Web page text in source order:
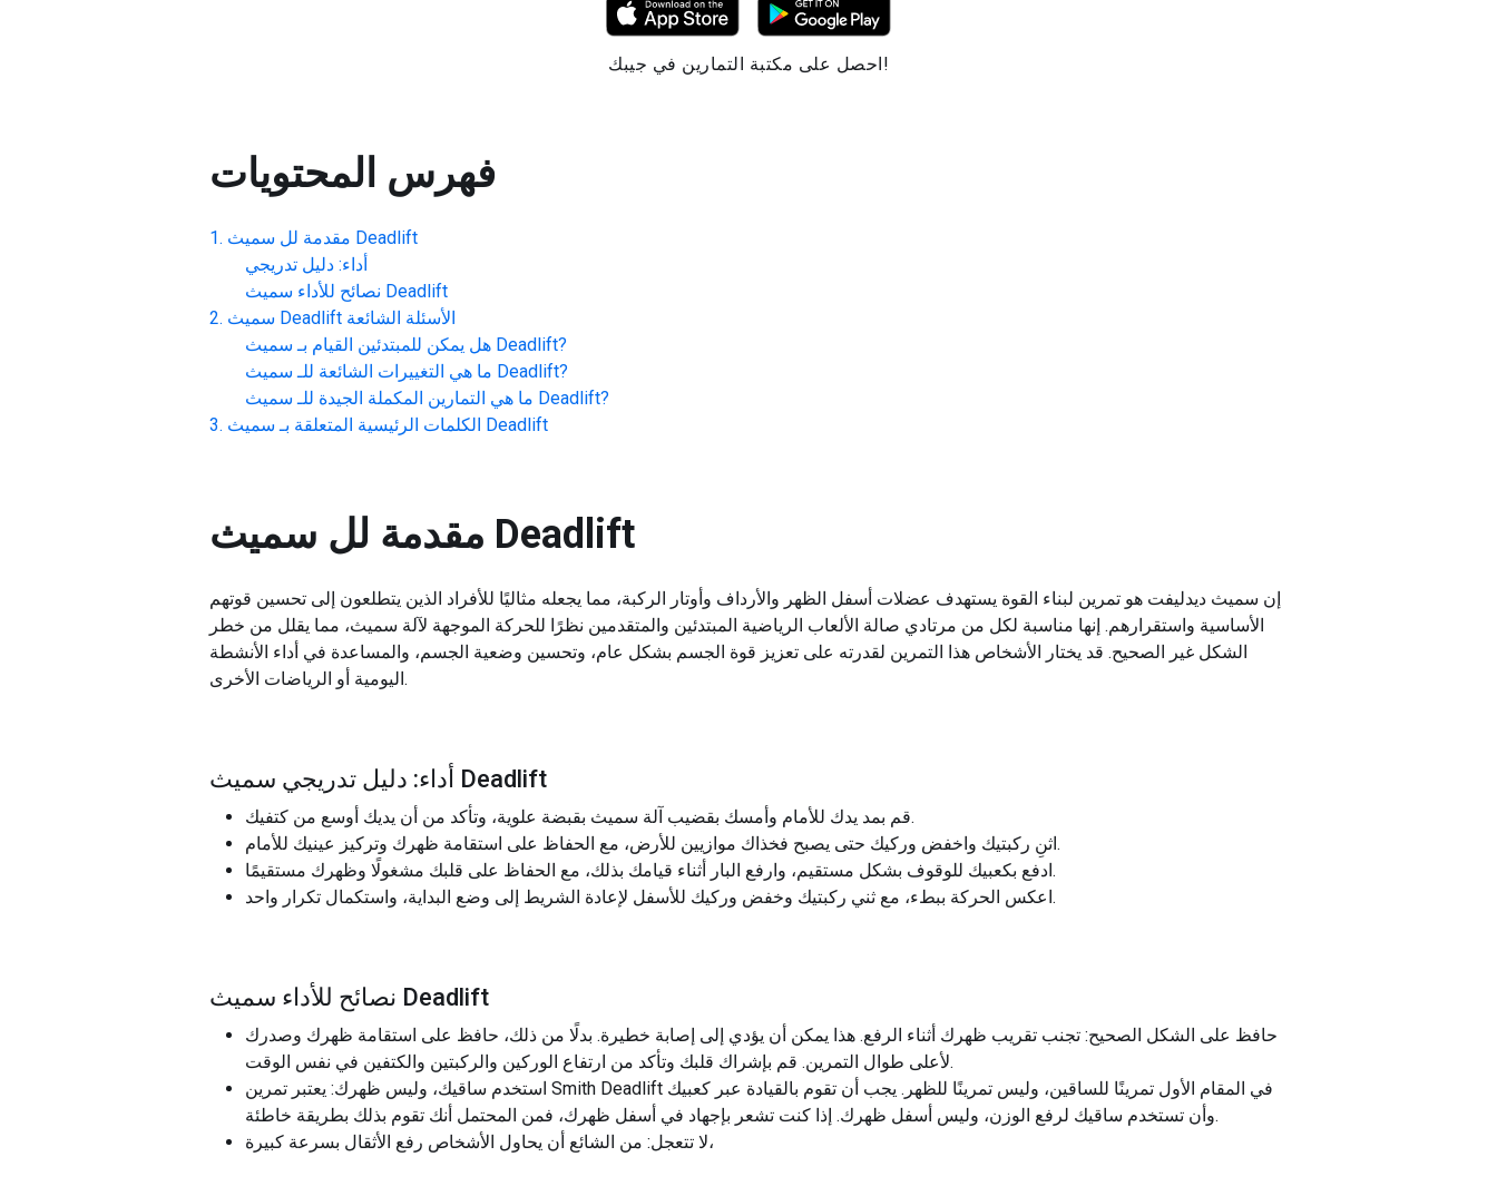
احصل على مكتبة التمارين في جيبك!
فهرس المحتويات
مقدمة لل سميث Deadlift
أداء: دليل تدريجي
نصائح للأداء سميث Deadlift
سميث Deadlift الأسئلة الشائعة
هل يمكن للمبتدئين القيام بـ سميث Deadlift?
ما هي التغييرات الشائعة للـ سميث Deadlift?
ما هي التمارين المكملة الجيدة للـ سميث Deadlift?
الكلمات الرئيسية المتعلقة بـ سميث Deadlift
مقدمة لل سميث Deadlift
إن سميث ديدليفت هو تمرين لبناء القوة يستهدف عضلات أسفل الظهر والأرداف وأوتار الركبة، مما يجعله مثاليًا للأفراد الذين يتطلعون إلى تحسين قوتهم
الأساسية واستقرارهم. إنها مناسبة لكل من مرتادي صالة الألعاب الرياضية المبتدئين والمتقدمين نظرًا للحركة الموجهة لآلة سميث، مما يقلل من خطر
الشكل غير الصحيح. قد يختار الأشخاص هذا التمرين لقدرته على تعزيز قوة الجسم بشكل عام، وتحسين وضعية الجسم، والمساعدة في أداء الأنشطة
اليومية أو الرياضات الأخرى.
أداء: دليل تدريجي سميث Deadlift
قم بمد يدك للأمام وأمسك بقضيب آلة سميث بقبضة علوية، وتأكد من أن يديك أوسع من كتفيك.
اثنِ ركبتيك واخفض وركيك حتى يصبح فخذاك موازيين للأرض، مع الحفاظ على استقامة ظهرك وتركيز عينيك للأمام.
ادفع بكعبيك للوقوف بشكل مستقيم، وارفع البار أثناء قيامك بذلك، مع الحفاظ على قلبك مشغولًا وظهرك مستقيمًا.
اعكس الحركة ببطء، مع ثني ركبتيك وخفض وركيك للأسفل لإعادة الشريط إلى وضع البداية، واستكمال تكرار واحد.
نصائح للأداء سميث Deadlift
حافظ على الشكل الصحيح: تجنب تقريب ظهرك أثناء الرفع. هذا يمكن أن يؤدي إلى إصابة خطيرة. بدلًا من ذلك، حافظ على استقامة ظهرك وصدرك
لأعلى طوال التمرين. قم بإشراك قلبك وتأكد من ارتفاع الوركين والركبتين والكتفين في نفس الوقت.
استخدم ساقيك، وليس ظهرك: يعتبر تمرين Smith Deadlift في المقام الأول تمرينًا للساقين، وليس تمرينًا للظهر. يجب أن تقوم بالقيادة عبر كعبيك
وأن تستخدم ساقيك لرفع الوزن، وليس أسفل ظهرك. إذا كنت تشعر بإجهاد في أسفل ظهرك، فمن المحتمل أنك تقوم بذلك بطريقة خاطئة.
لا تتعجل: من الشائع أن يحاول الأشخاص رفع الأثقال بسرعة كبيرة،